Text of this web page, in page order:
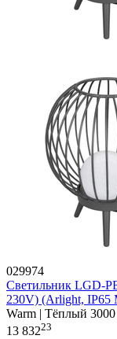
029974
Светильник LGD-
230V) (Arlight, IP65
Warm | Тёплый
13 83223